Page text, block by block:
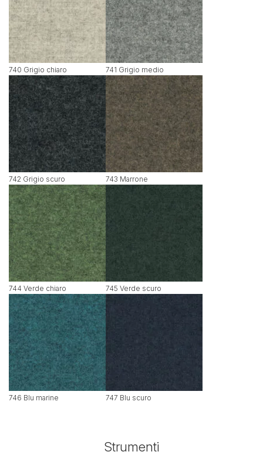
740 Grigio chiaro 741 Grigio medio
742 Grigio scuro 743 Marrone
744 Verde chiaro 745 Verde scuro
746 Blu marine 747 Blu scuro
Strumenti